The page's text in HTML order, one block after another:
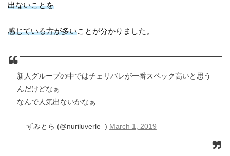
出ないことを
感じている方が多いことが分かりました。
新人グループの中ではチェリバレが一番スペック高いと思う
んだけどなぁ…
なんで人気出ないかなぁ……
— ずみとら (@nuriluverle_) March 1, 2019